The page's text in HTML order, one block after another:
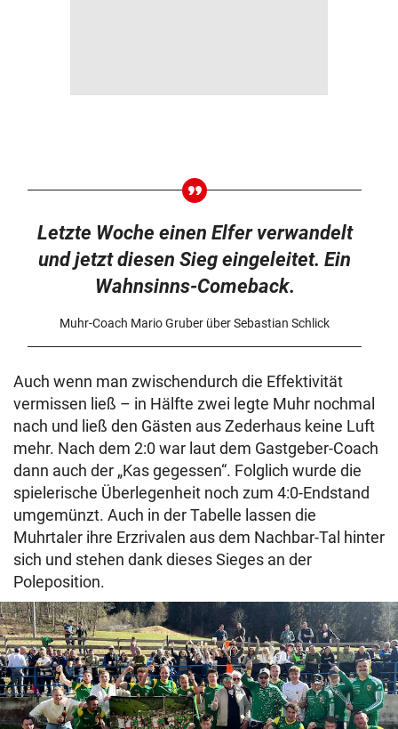
Letzte Woche einen Elfer verwandelt
und jetzt diesen Sieg eingeleitet. Ein
Wahnsinns-Comeback.
Muhr-Coach Mario Gruber über Sebastian Schlick
Auch wenn man zwischendurch die Effektivität
vermissen ließ – in Hälfte zwei legte Muhr nochmal
nach und ließ den Gästen aus Zederhaus keine Luft
mehr. Nach dem 2:0 war laut dem Gastgeber-Coach
dann auch der „Kas gegessen“. Folglich wurde die
spielerische Überlegenheit noch zum 4:0-Endstand
umgemünzt. Auch in der Tabelle lassen die
Muhrtaler ihre Erzrivalen aus dem Nachbar-Tal hinter
sich und stehen dank dieses Sieges an der
Poleposition.